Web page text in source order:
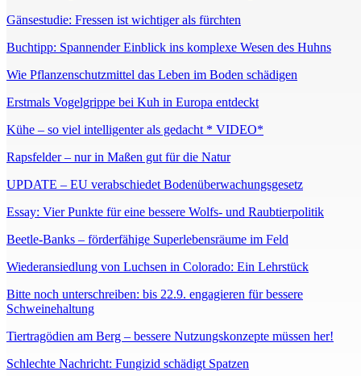
Gänsestudie: Fressen ist wichtiger als fürchten
Buchtipp: Spannender Einblick ins komplexe Wesen des Huhns
Wie Pflanzenschutzmittel das Leben im Boden schädigen
Erstmals Vogelgrippe bei Kuh in Europa entdeckt
Kühe – so viel intelligenter als gedacht * VIDEO*
Rapsfelder – nur in Maßen gut für die Natur
UPDATE – EU verabschiedet Bodenüberwachungsgesetz
Essay: Vier Punkte für eine bessere Wolfs- und Raubtierpolitik
Beetle-Banks – förderfähige Superlebensräume im Feld
Wiederansiedlung von Luchsen in Colorado: Ein Lehrstück
Bitte noch unterschreiben: bis 22.9. engagieren für bessere
Schweinehaltung
Tiertragödien am Berg – bessere Nutzungskonzepte müssen her!
Schlechte Nachricht: Fungizid schädigt Spatzen